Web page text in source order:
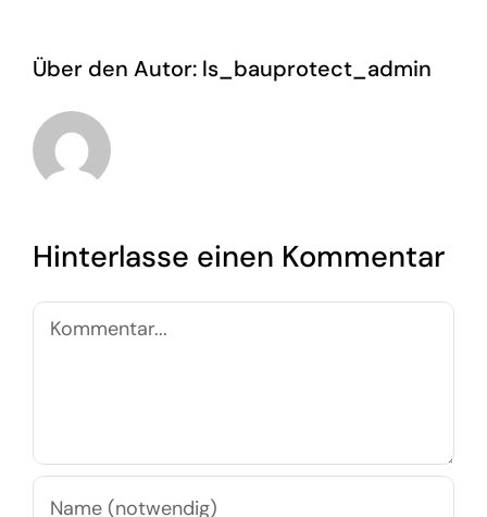
Über den Autor: ls_bauprotect_admin
Hinterlasse einen Kommentar
Kommentar